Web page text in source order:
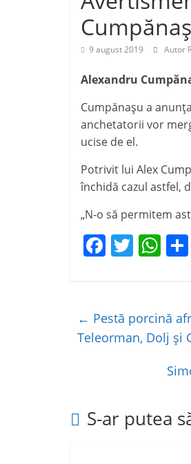
9 august 2019 Autor
Alexandru
Cumpănașu a
anchetatorii vor
ucise de el.
Potrivit lui Alex
închidă cazul astfel,
„N-o să permitem
F
e
b
T
er
W
s
A
p
← Pestă porcină
Teleorman, Dolj și
S-ar putea